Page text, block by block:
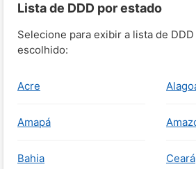
Lista de DDD por estado
Selecione para exibir a lista de
escolhido:
Acre
Amapá
Bahia Ceará